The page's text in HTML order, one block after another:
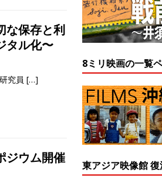
な保存と利
タル化〜
究員 […]
ジウム開催
8ミリ映画の一覧
東アジア映像館 復